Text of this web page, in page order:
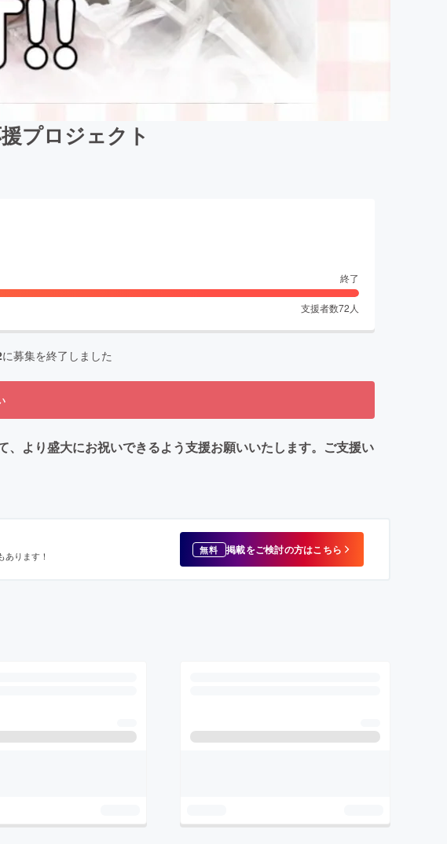
プロジェクト
終了
支援者数72 人
に募集を終了しました
より盛大にお祝いできるよう支援お願いいたします。ご支援い
ります！ 無料 掲載をご検討の方はこちら